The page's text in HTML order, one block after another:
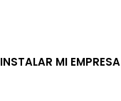
INSTALAR MI EMPRESA